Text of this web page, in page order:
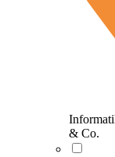
& Co.